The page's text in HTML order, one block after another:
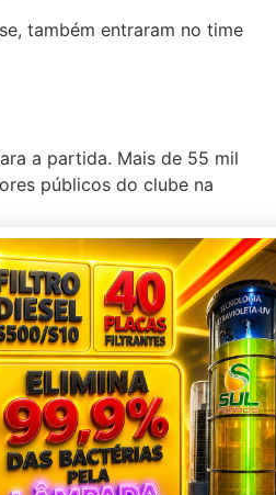
também entraram no time
a partida. Mais de 55 mil
públicos do clube na
pela direita e cruzou
Barcelona, no jogo do